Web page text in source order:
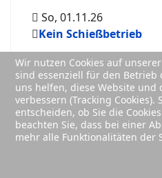
So, 01.11.26
Kein Schießbetrieb
Wir nutzen Cookies auf
sind essenziell für den Betrieb
uns helfen, diese Website
verbessern (Tracking Cookies).
entscheiden, ob Sie die
beachten Sie, dass bei einer
mehr alle Funktionalitäten der